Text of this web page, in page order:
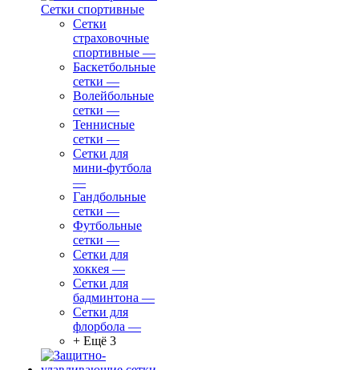
Сетки спортивные
Сетки
страховочные
спортивные —
Баскетбольные
сетки —
Волейбольные
сетки —
Теннисные
сетки —
Сетки для
мини-футбола
—
Гандбольные
сетки —
Футбольные
сетки —
Сетки для
хоккея —
Сетки для
бадминтона —
Сетки для
флорбола —
+ Ещё 3